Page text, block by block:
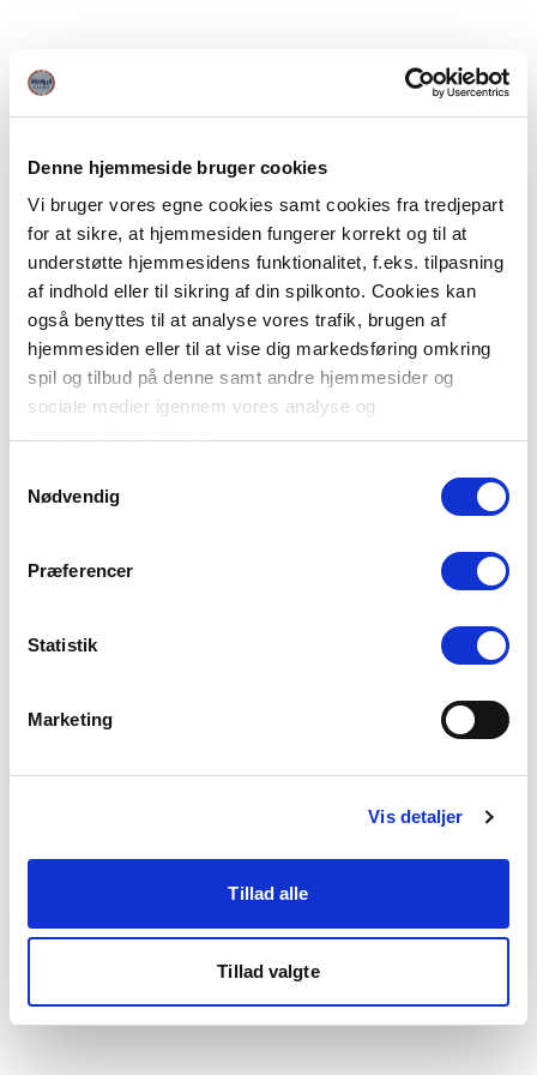
Denne hjemmeside bruger cookies
Vi bruger vores egne cookies samt cookies fra tredjepart
for at sikre, at hjemmesiden fungerer korrekt og til at
understøtte hjemmesidens funktionalitet, f.eks. tilpasning
af indhold eller til sikring af din spilkonto. Cookies kan
også benyttes til at analyse vores trafik, brugen af
hjemmesiden eller til at vise dig markedsføring omkring
spil og tilbud på denne samt andre hjemmesider og
sociale medier igennem vores analyse og
Du kan læse mere om vores brug af cookies under
"Detaljer" eller ved at klikke videre til vores Cookiepolitik,
Nødvendig
Præferencer
Statistik
Marketing
Vis detaljer
Tillad alle
Tillad valgte